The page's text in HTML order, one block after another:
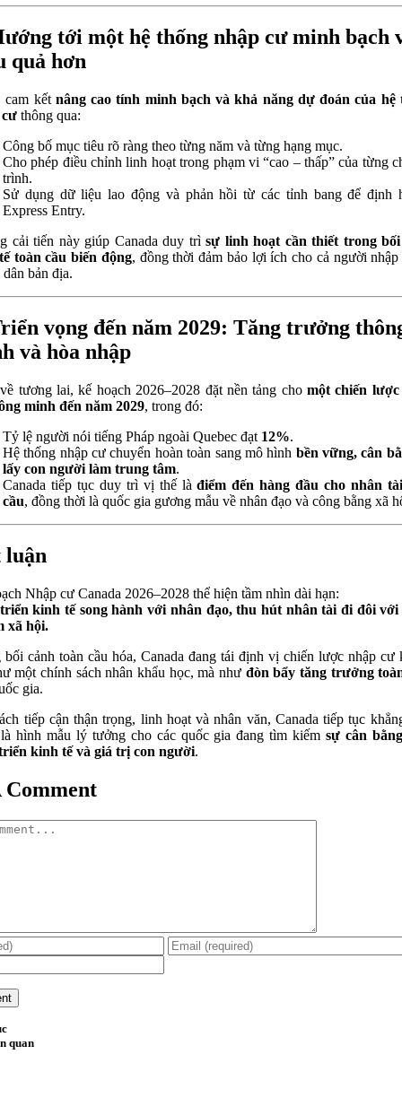
tới một hệ thống nhập cư minh bạch
quả hơn
cam kết nâng cao tính minh bạch và khả năng dự đoán của hệ
thông qua:
Công bố mục tiêu rõ ràng theo từng năm và từng hạng mục.
Cho phép điều chỉnh linh hoạt trong phạm vi “cao – thấp” của từng
trình.
Sử dụng dữ liệu lao động và phản hồi từ các tỉnh bang để định
Express Entry.
cải tiến này giúp Canada duy trìsự linh hoạt cần thiết trong
toàn cầu biến động, đồng thời đảm bảo lợi ích cho cả người
bản địa.
vọng đến năm 2029: Tăng trưởng
và hòa nhập
tương lai, kế hoạch 2026–2028 đặt nền tảng cho một chiến
minh đến năm 2029, trong đó:
Tỷ lệ người nói tiếng Pháp ngoài Quebec đạt 12%.
Hệ thống nhập cư chuyển hoàn toàn sang mô hình bền vững, cân
lấy con người làm trung tâm.
Canada tiếp tục duy trì vị thế làđiểm đến hàng đầu cho nhân
cầu, đồng thời là quốc gia gương mẫu về nhân đạo và công bằng xã
luận
Nhập cư Canada 2026–2028 thể hiện tầm nhìn dài hạn:
kinh tế song hành với nhân đạo, thu hút nhân tài đi đôi
xã hội.
bối cảnh toàn cầu hóa, Canada đang tái định vị chiến lược nhập cư
một chính sách nhân khẩu học, mà như đòn bẩy tăng trưởng
gia.
tiếp cận thận trọng, linh hoạt và nhân văn, Canada tiếp tục
hình mẫu lý tưởng cho các quốc gia đang tìm kiếmsự cân
kinh tế và giá trị con người.
Comment
quan